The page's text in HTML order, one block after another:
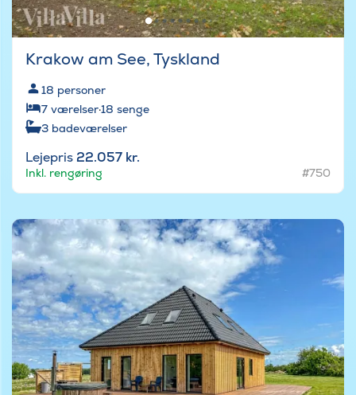
Krakow am See, Tyskland
18 personer
7 værelser·18 senge
3 badeværelser
Lejepris 22.057 kr.
Inkl. rengøring #750